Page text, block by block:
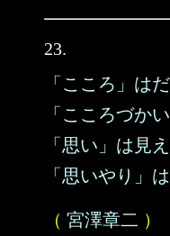
23.
「こころ」は
「こころづか
「思い」は見
「思いやり」
（ 宮澤章二 ）